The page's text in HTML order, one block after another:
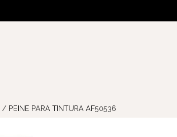
/ PEINE PARA TINTURA AF50536